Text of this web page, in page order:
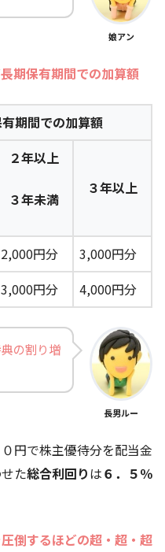
娘アン
長期保有期間での加算額
期間での加算額
２年以上
３年未満
３年以上
2,000円分
3,000円分
3,000円分 4,000円分
の割り増
長男ルー
円で株主優待分を配当金
た総合利回りは６．５％
倒するほどの超・超・超